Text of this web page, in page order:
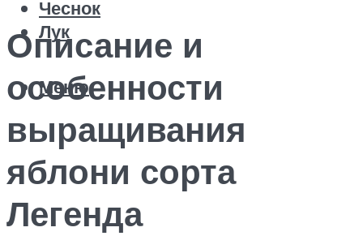
Чеснок
Лук
Меню
Описание и
особенности
выращивания
яблони сорта
Легенда